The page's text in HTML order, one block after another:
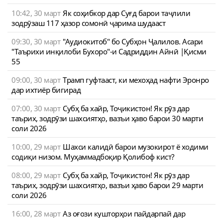
10:42, 30 март Як соҳибкор дар Суғд барои таҷлили
зодрӯзаш 117 ҳазор сомонӣ ҷарима шудааст
09:30, 30 март "Аудиокитоб" бо Субҳон Ҷалилов. Асари
"Таърихи инқилоби Бухоро"-и Садриддин Айнӣ |Қисми
55
09:00, 30 март Трамп гуфтааст, ки мехоҳад нафти Эронро
дар ихтиёр бигирад
07:00, 30 март Субҳ ба хайр, Тоҷикистон! Як рӯз дар
таърих, зодрӯзи шахсиятҳо, вазъи ҳаво барои 30 марти
соли 2026
10:00, 29 март Шахси калидӣ барои музокирот ё ходими
содиқи низом. Муҳаммадбоқир Қолибоф кист?
08:00, 29 март Субҳ ба хайр, Тоҷикистон! Як рӯз дар
таърих, зодрӯзи шахсиятҳо, вазъи ҳаво барои 29 марти
соли 2026
16:00, 28 март Аз оғози кушторҳои пайдарпай дар